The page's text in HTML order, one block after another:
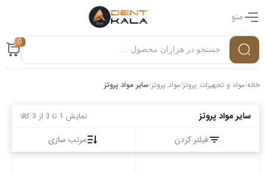
منو
0
خانه/مواد و تجهیزات پروتز/مواد پروتز/سایر مواد پروتز
سایر مواد پروتز نمایش 1 تا 3 از 3 کالا
فیلتر کردن مرتب سازی